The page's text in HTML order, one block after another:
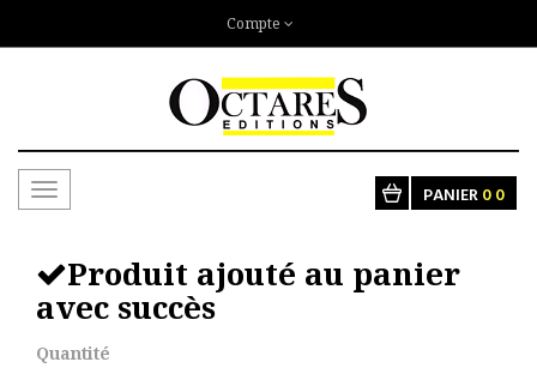
Compte
Toggle
PANIER00
Produit ajouté au panier
avec succès
Quantité